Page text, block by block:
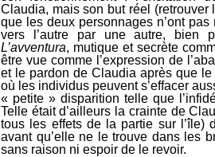
Claudia, mais son but réel (retrouver
que les deux personnages n’ont
vers l’autre par une autre, bien
L’avventura, mutique et secrète
être vue comme l’expression de
et le pardon de Claudia après que
où les individus peuvent s’effacer
« petite »disparition telle que
Telle était d’ailleurs la crainte de
tous les effets de la partie sur l’île)
avant qu’elle ne le trouve dans les
sans raison ni espoir de le revoir.